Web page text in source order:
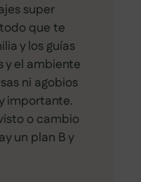
super
que te
y los guías
y el ambiente
ni agobios
importante.
o cambio
un plan B y